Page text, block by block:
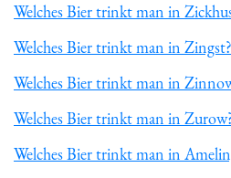
Welches Bier trinkt man in
Welches Bier trinkt man in Zingst?
Welches Bier trinkt man in
Welches Bier trinkt man in
Welches Bier trinkt man in